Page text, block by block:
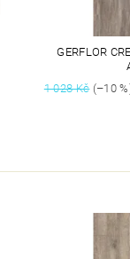
GERFLOR
1 028 Kč(–10